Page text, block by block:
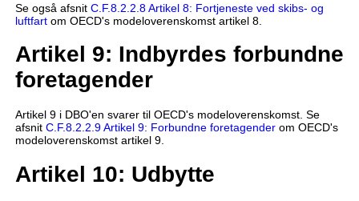
Se også afsnit C.F.8.2.2.8 Artikel 8: Fortjeneste ved skibs- og
luftfartom OECD's modeloverenskomst artikel 8.
Artikel 9: Indbyrdes forbundne
foretagender
Artikel 9 i DBO'en svarer til OECD's modeloverenskomst. Se
afsnit C.F.8.2.2.9 Artikel 9: Forbundne foretagenderom OECD's
modeloverenskomst artikel 9.
Artikel 10: Udbytte